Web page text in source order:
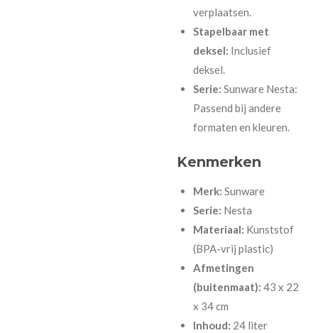
verplaatsen.
Stapelbaar met
deksel: Inclusief
deksel.
Serie: Sunware Nesta:
Passend bij andere
formaten en kleuren.
Kenmerken
Merk: Sunware
Serie: Nesta
Materiaal: Kunststof
(BPA-vrij plastic)
Afmetingen
(buitenmaat): 43 x 22
x 34 cm
Inhoud: 24 liter